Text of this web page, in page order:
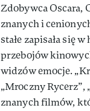
Zdobywca Oscara,
znanych i
stałe zapisała się
przebojów
widzów emocje.
„Mroczny
znanych filmów,